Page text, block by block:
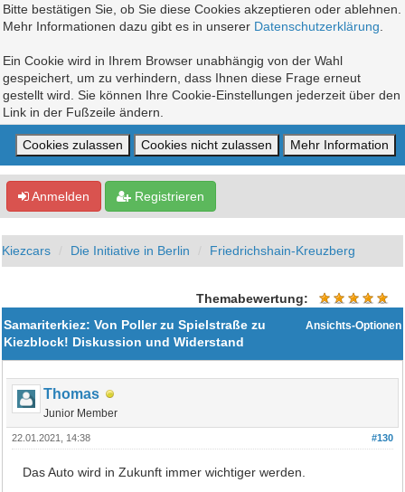
Bitte bestätigen Sie, ob Sie diese Cookies akzeptieren oder ablehnen.
Mehr Informationen dazu gibt es in unserer Datenschutzerklärung
Ein Cookie wird in Ihrem Browser unabhängig von der Wahl
gespeichert, um zu verhindern, dass Ihnen diese Frage erneut
gestellt wird. Sie können Ihre Cookie-Einstellungen jederzeit über den
Link in der Fußzeile ändern.
Anmelden Registrieren
Kiezcars Die Initiative in Berlin Friedrichshain-Kreuzberg
Themabewertung:
Ansichts-Optionen
Samariterkiez: Von Poller zu Spielstraße zu
Kiezblock! Diskussion und Widerstand
Thomas
Junior Member
#130
22.01.2021, 14:38
Das Auto wird in Zukunft immer wichtiger werden.